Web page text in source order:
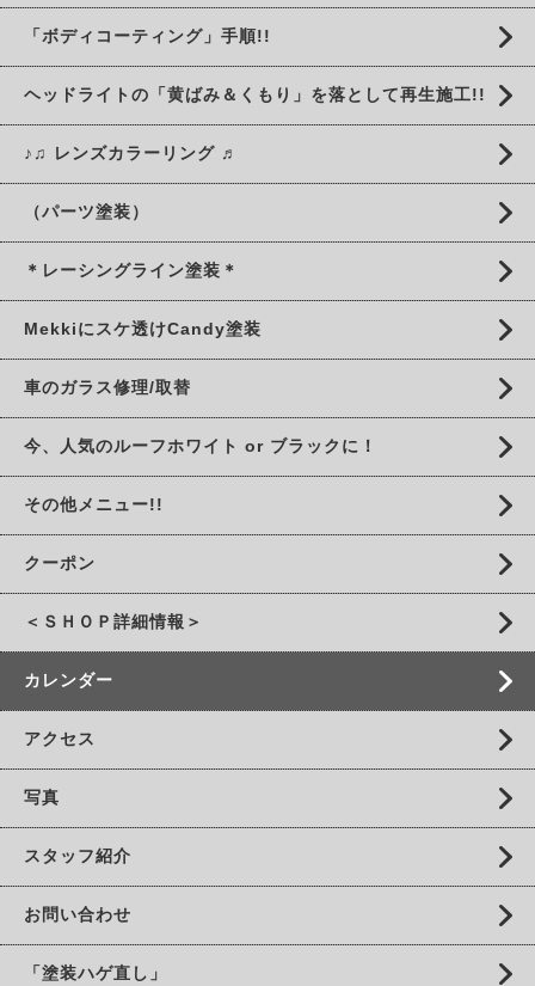
「ボディコーティング」手順!!
ヘッドライトの「黄ばみ＆くもり」を落として再生施工!!
♪♫ レンズカラーリング ♬
（パーツ塗装）
＊レーシングライン塗装＊
Mekkiにスケ透けCandy塗装
車のガラス修理/取替
今、人気のルーフホワイト or ブラックに！
その他メニュー!!
クーポン
＜ＳＨＯＰ詳細情報＞
カレンダー
アクセス
写真
スタッフ紹介
お問い合わせ
「塗装ハゲ直し」